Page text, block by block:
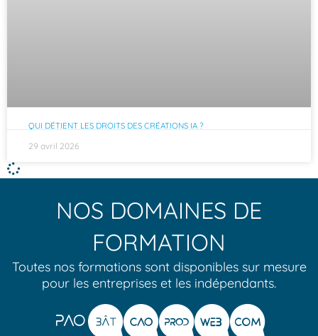
QUI DÉTIENT LES DROITS DES CRÉATIONS IA ?
29 avril 2026
NOS DOMAINES DE
FORMATION
Toutes nos formations sont disponibles sur mesure
pour les entreprises et les indépendants.